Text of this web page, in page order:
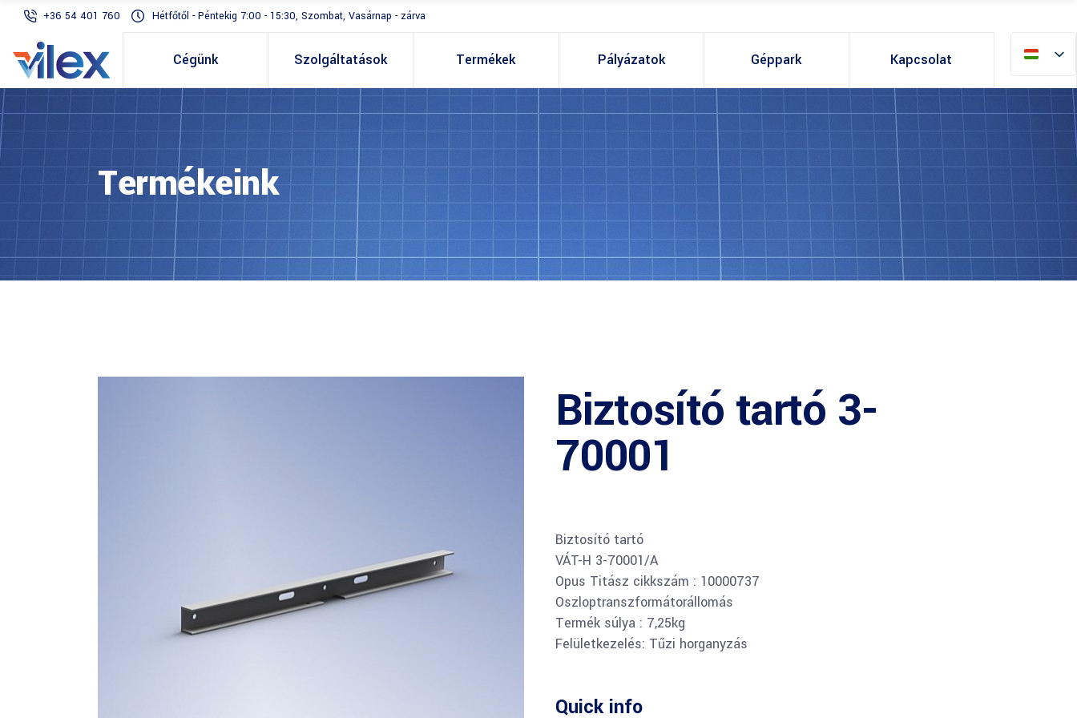
+36 54 401 760 Hétfőtől - Péntekig 7:00 - 15:30, Szombat, Vasárnap - zárva
Cégünk Szolgáltatások Termékek Pályázatok Géppark Kapcsolat
Termékeink
Biztosító tartó 3-
70001
Biztosító tartó
VÁT-H 3-70001/A
Opus Titász cikkszám : 10000737
Oszloptranszformátorállomás
Termék súlya : 7,25kg
Felületkezelés: Tűzi horganyzás
Quick info